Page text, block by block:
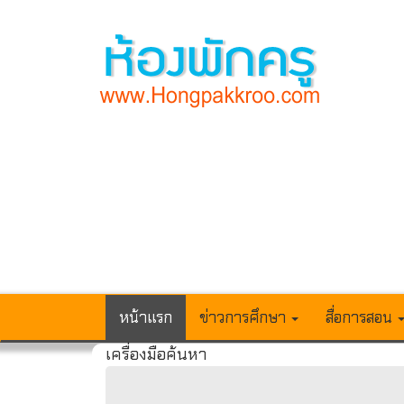
หน้าแรก ข่าวการศึกษา สื่อการสอน
เครื่องมือค้นหา